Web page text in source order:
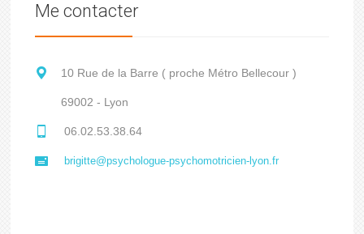
Me contacter
10 Rue de la Barre ( proche Métro Bellecour )
69002 - Lyon
06.02.53.38.64
brigitte@psychologue-psychomotricien-lyon.fr